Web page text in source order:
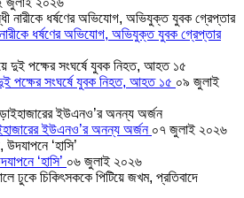
ধর্ষণের অভিযোগ, অভিযুক্ত যুবক গ্রেপ্তার
পক্ষের সংঘর্ষে যুবক নিহত, আহত ১৫ ০৯ জুলাই
ইউএনও’র অনন্য অর্জন ০৭ জুলাই ২০২৬
‘হাসি’ ০৬ জুলাই ২০২৬